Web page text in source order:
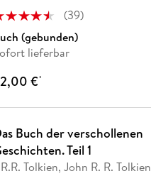
(39)
(gebunden)
lieferbar
€*
Buch der verschollenen
Teil 1
Tolkien, John R. R. Tolkien